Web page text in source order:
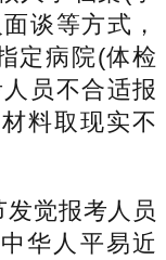
谈等方式，
定病院(体检
员不合适报
料取现实不
觉报考人员
华人平易近